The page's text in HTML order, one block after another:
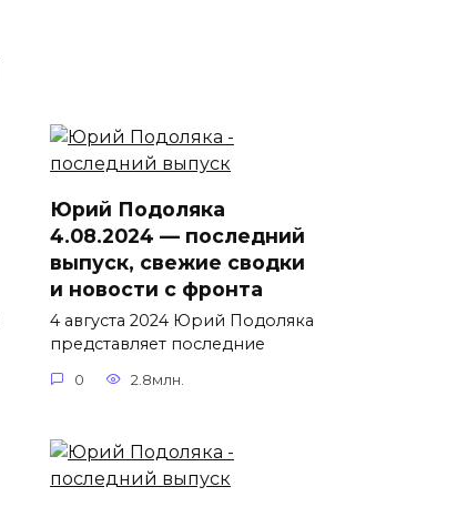
Юрий Подоляка
4.08.2024 — последний
выпуск, свежие сводки
и новости с фронта
4 августа 2024 Юрий Подоляка
представляет последние
0 2.8млн.